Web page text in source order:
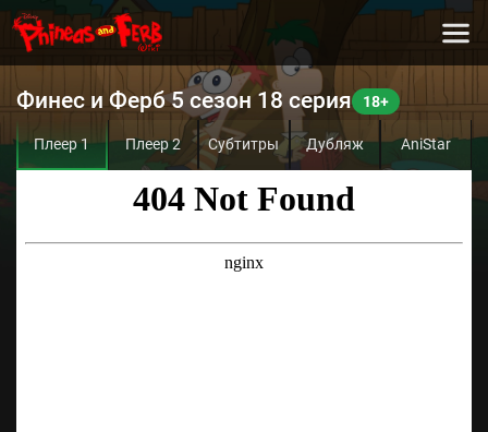
Финес и Ферб 5 сезон 18 серия
Плеер 1 Плеер 2 Субтитры Дубляж AniStar